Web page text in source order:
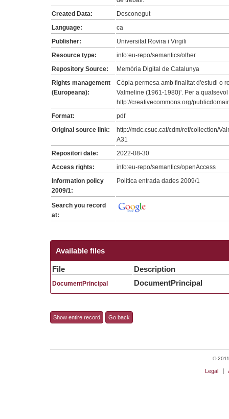
Created Data:
Desconegut
Language:
ca
Publisher:
Universitat Rovira i Virgili
Resource type:
info:eu-repo/semantics/other
Repository Source:
Memòria Digital de Catalunya
Rights management
(Europeana):
Còpia permesa amb finalitat d'estudi o
Valmeline (1961-1980)'. Per a
http://creativecommons.org/
Format:
pdf
Original source link:
http://mdc.csuc.cat/cdm/ref/collection/
A31
Repositori date:
2022-08-30
Access rights:
info:eu-repo/semantics/openAccess
Information policy
2009/1:
Política entrada dades 2009/1
Search you record
at:
Available files
File Description
DocumentPrincipal DocumentPrincipal
Show entire record Go back
©
Legal